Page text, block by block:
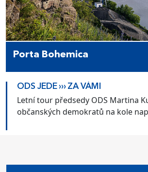
Porta Bohemica
ODS JEDE ››› ZA VÁMI
Letní tour předsedy ODS Martina
občanských demokratů na kole